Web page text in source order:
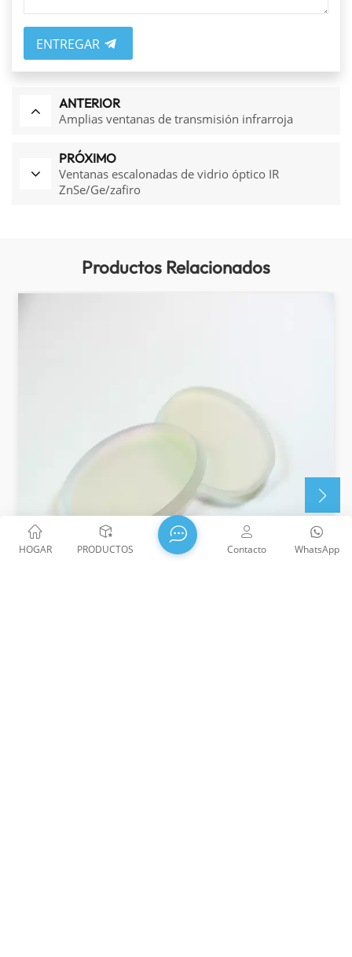
ENTREGAR
ANTERIOR
Amplias ventanas de transmisión infrarroja
PRÓXIMO
Ventanas escalonadas de vidrio óptico IR
ZnSe/Ge/zafiro
Productos Relacionados
HOGAR PRODUCTOS WhatsApp
Contacto